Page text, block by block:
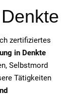
zertifiziertes
in Denkte
Selbstmord
Tätigkeiten